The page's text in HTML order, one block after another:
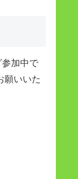
加中で
願いいた